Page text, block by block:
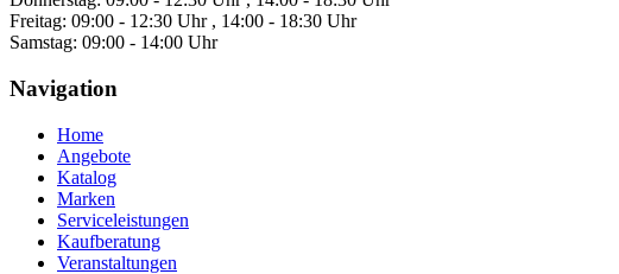
Freitag: 09:00 - 12:30 Uhr , 14:00 - 18:30 Uhr
Samstag: 09:00 - 14:00 Uhr
Navigation
Home
Angebote
Katalog
Marken
Serviceleistungen
Kaufberatung
Veranstaltungen